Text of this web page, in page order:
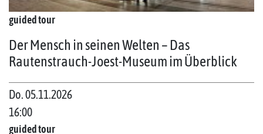
guided tour
Der Mensch in seinen Welten – Das
Rautenstrauch-Joest-Museum im Überblick
Do. 05.11.2026
16:00
guided tour